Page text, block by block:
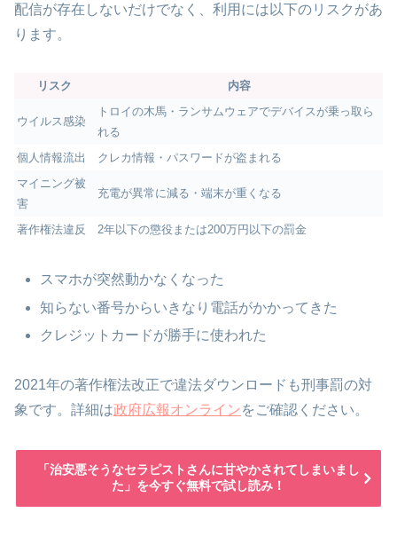
配信が存在しないだけでなく、利用には以下のリスクがあ
ります。
リスク 内容
ウイルス感染
トロイの木馬・ランサムウェアでデバイスが乗っ取ら
れる
個人情報流出
クレカ情報・パスワードが盗まれる
マイニング被
害
充電が異常に減る・端末が重くなる
著作権法違反 2年以下の懲役または200万円以下の罰金
スマホが突然動かなくなった
知らない番号からいきなり電話がかかってきた
クレジットカードが勝手に使われた
2021年の著作権法改正で違法ダウンロードも刑事罰の対
象です。詳細は政府広報オンラインをご確認ください。
「治安悪そうなセラピストさんに甘やかされてしまいまし
た」を今すぐ無料で試し読み！